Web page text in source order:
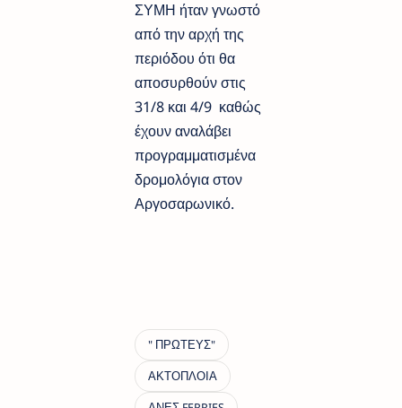
ΣΥΜΗ ήταν γνωστό
από την αρχή της
περιόδου ότι θα
αποσυρθούν στις
31/8 και 4/9 καθώς
έχουν αναλάβει
προγραμματισμένα
δρομολόγια στον
Αργοσαρωνικό.